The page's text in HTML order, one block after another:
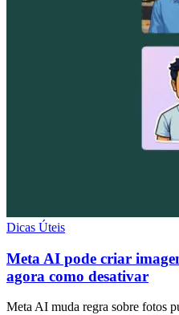
Dicas Úteis
Meta AI pode criar
agora como desativar
Meta AI muda regra sobre fotos